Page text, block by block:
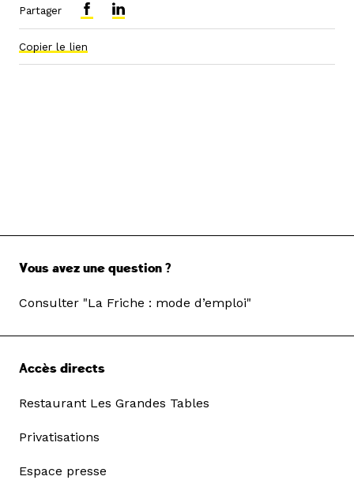
Partager
Copier le lien
Vous avez une question ?
Consulter "La Friche : mode d’emploi"
Accès directs
Restaurant Les Grandes Tables
Privatisations
Espace presse